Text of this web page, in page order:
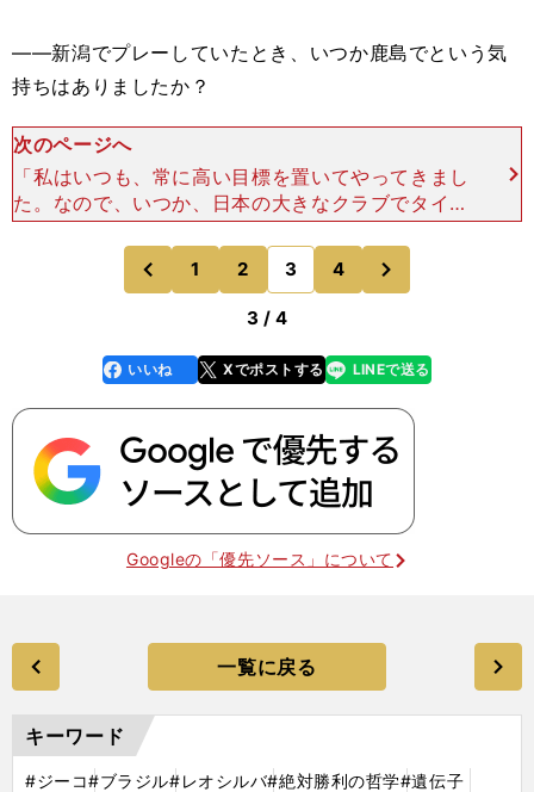
――新潟でプレーしていたとき、いつか鹿島でという気
持ちはありましたか？
次のページへ
「私はいつも、常に高い目標を置いてやってきまし
た。なので、いつか、日本の大きなクラブでタイト
ルを獲りたいという気持ちはありました。その目標
を達成できた自分を誇りに思っています。 でも、
新潟が小さいクラ
前
のページへ
1 2 3 4
のページへ
3 / 4
faceboo
k
いいね Xでポストする
line LINEで送る
Googleの「優先ソース」について
一覧に戻る
キーワード
#ジーコ#ブラジル#レオシルバ#絶対勝利の哲学#遺伝子